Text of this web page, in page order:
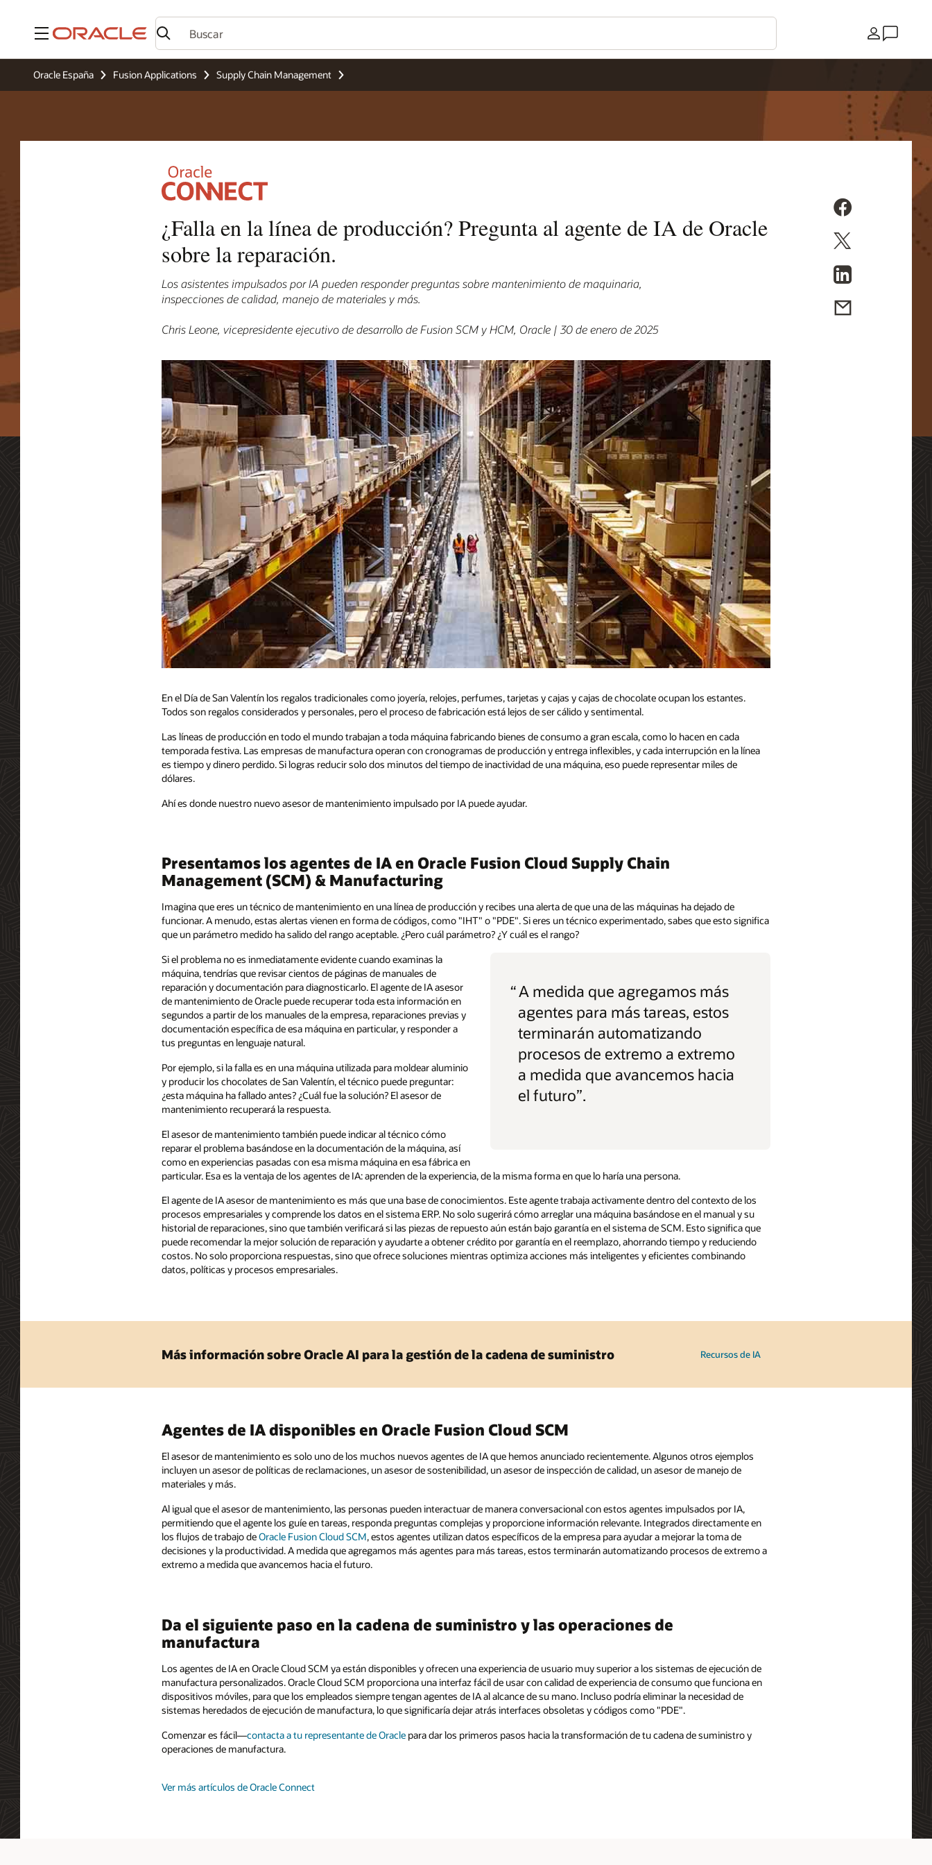
Menú País
Oracle España Fusion Applications Supply Chain Management
¿Falla en la línea de producción? Pregunta al agente de IA de Oracle
sobre la reparación.
Los asistentes impulsados por IA pueden responder preguntas sobre mantenimiento de maquinaria,
inspecciones de calidad, manejo de materiales y más.
Chris Leone, vicepresidente ejecutivo de desarrollo de Fusion SCM y HCM, Oracle | 30 de enero de 2025
En el Día de San Valentín los regalos tradicionales como joyería, relojes, perfumes, tarjetas y cajas y cajas de chocolate ocupan los estantes.
Todos son regalos considerados y personales, pero el proceso de fabricación está lejos de ser cálido y sentimental.
Las líneas de producción en todo el mundo trabajan a toda máquina fabricando bienes de consumo a gran escala, como lo hacen en cada
temporada festiva. Las empresas de manufactura operan con cronogramas de producción y entrega inflexibles, y cada interrupción en la línea
es tiempo y dinero perdido. Si logras reducir solo dos minutos del tiempo de inactividad de una máquina, eso puede representar miles de
dólares.
Ahí es donde nuestro nuevo asesor de mantenimiento impulsado por IA puede ayudar.
Presentamos los agentes de IA en Oracle Fusion Cloud Supply Chain
Management (SCM) & Manufacturing
Imagina que eres un técnico de mantenimiento en una línea de producción y recibes una alerta de que una de las máquinas ha dejado de
funcionar. A menudo, estas alertas vienen en forma de códigos, como "IHT" o "PDE". Si eres un técnico experimentado, sabes que esto significa
que un parámetro medido ha salido del rango aceptable. ¿Pero cuál parámetro? ¿Y cuál es el rango?
“A medida que agregamos más
agentes para más tareas, estos
terminarán automatizando
procesos de extremo a extremo
a medida que avancemos hacia
el futuro”.
Si el problema no es inmediatamente evidente cuando examinas la
máquina, tendrías que revisar cientos de páginas de manuales de
reparación y documentación para diagnosticarlo. El agente de IA asesor
de mantenimiento de Oracle puede recuperar toda esta información en
segundos a partir de los manuales de la empresa, reparaciones previas y
documentación específica de esa máquina en particular, y responder a
tus preguntas en lenguaje natural.
Por ejemplo, si la falla es en una máquina utilizada para moldear aluminio
y producir los chocolates de San Valentín, el técnico puede preguntar:
¿esta máquina ha fallado antes? ¿Cuál fue la solución? El asesor de
mantenimiento recuperará la respuesta.
El asesor de mantenimiento también puede indicar al técnico cómo
reparar el problema basándose en la documentación de la máquina, así
como en experiencias pasadas con esa misma máquina en esa fábrica en
particular. Esa es la ventaja de los agentes de IA: aprenden de la experiencia, de la misma forma en que lo haría una persona.
El agente de IA asesor de mantenimiento es más que una base de conocimientos. Este agente trabaja activamente dentro del contexto de los
procesos empresariales y comprende los datos en el sistema ERP. No solo sugerirá cómo arreglar una máquina basándose en el manual y su
historial de reparaciones, sino que también verificará si las piezas de repuesto aún están bajo garantía en el sistema de SCM. Esto significa que
puede recomendar la mejor solución de reparación y ayudarte a obtener crédito por garantía en el reemplazo, ahorrando tiempo y reduciendo
costos. No solo proporciona respuestas, sino que ofrece soluciones mientras optimiza acciones más inteligentes y eficientes combinando
datos, políticas y procesos empresariales.
Más información sobre Oracle AI para la gestión de la cadena de suministro Recursos de IA
Agentes de IA disponibles en Oracle Fusion Cloud SCM
El asesor de mantenimiento es solo uno de los muchos nuevos agentes de IA que hemos anunciado recientemente. Algunos otros ejemplos
incluyen un asesor de políticas de reclamaciones, un asesor de sostenibilidad, un asesor de inspección de calidad, un asesor de manejo de
materiales y más.
Al igual que el asesor de mantenimiento, las personas pueden interactuar de manera conversacional con estos agentes impulsados por IA,
permitiendo que el agente los guíe en tareas, responda preguntas complejas y proporcione información relevante. Integrados directamente en
los flujos de trabajo deOracle Fusion Cloud SCM, estos agentes utilizan datos específicos de la empresa para ayudar a mejorar la toma de
decisiones y la productividad. A medida que agregamos más agentes para más tareas, estos terminarán automatizando procesos de extremo a
extremo a medida que avancemos hacia el futuro.
Da el siguiente paso en la cadena de suministro y las operaciones de
manufactura
Los agentes de IA en Oracle Cloud SCM ya están disponibles y ofrecen una experiencia de usuario muy superior a los sistemas de ejecución de
manufactura personalizados. Oracle Cloud SCM proporciona una interfaz fácil de usar con calidad de experiencia de consumo que funciona en
dispositivos móviles, para que los empleados siempre tengan agentes de IA al alcance de su mano. Incluso podría eliminar la necesidad de
sistemas heredados de ejecución de manufactura, lo que significaría dejar atrás interfaces obsoletas y códigos como "PDE".
Comenzar es fácil—contacta a tu representante de Oracle para dar los primeros pasos hacia la transformación de tu cadena de suministro y
operaciones de manufactura.
Ver más artículos de Oracle Connect